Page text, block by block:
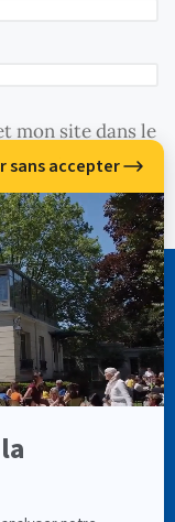
mon site dans le